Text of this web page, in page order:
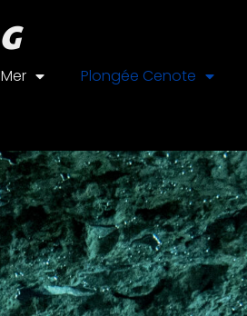
Plongée Cenote